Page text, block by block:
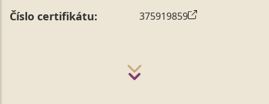
Číslo certifikátu: 375919859